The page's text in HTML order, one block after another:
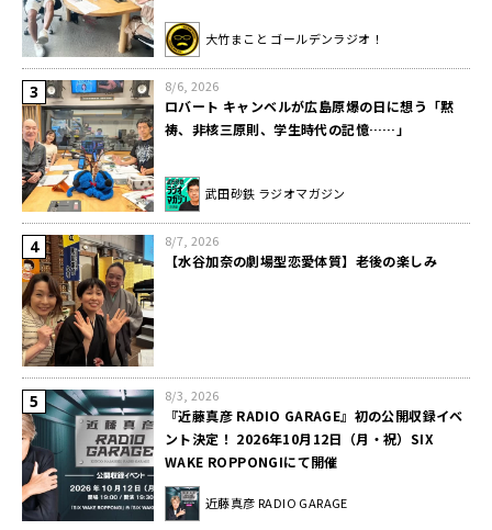
大竹まこと ゴールデンラジオ！
8/6, 2026
ロバート キャンベルが広島原爆の日に想う「黙
祷、非核三原則、学生時代の記憶……」
武田砂鉄 ラジオマガジン
8/7, 2026
【水谷加奈の劇場型恋愛体質】老後の楽しみ
8/3, 2026
『近藤真彦 RADIO GARAGE』初の公開収録イベ
ント決定！ 2026年10月12日（月・祝）SIX
WAKE ROPPONGIにて開催
近藤真彦 RADIO GARAGE